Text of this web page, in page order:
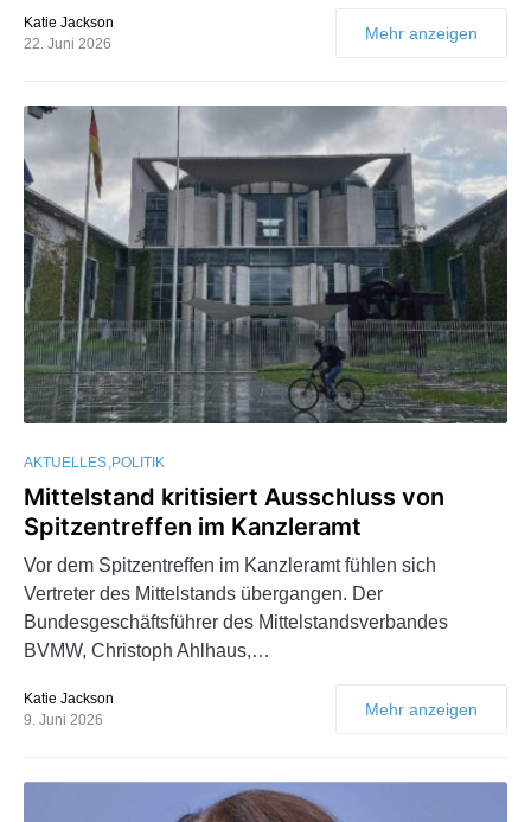
Katie Jackson
22. Juni 2026
Mehr anzeigen
AKTUELLES POLITIK
Mittelstand kritisiert Ausschluss von
Spitzentreffen im Kanzleramt
Vor dem Spitzentreffen im Kanzleramt fühlen sich
Vertreter des Mittelstands übergangen. Der
Bundesgeschäftsführer des Mittelstandsverbandes
BVMW, Christoph Ahlhaus,…
Katie Jackson
9. Juni 2026
Mehr anzeigen